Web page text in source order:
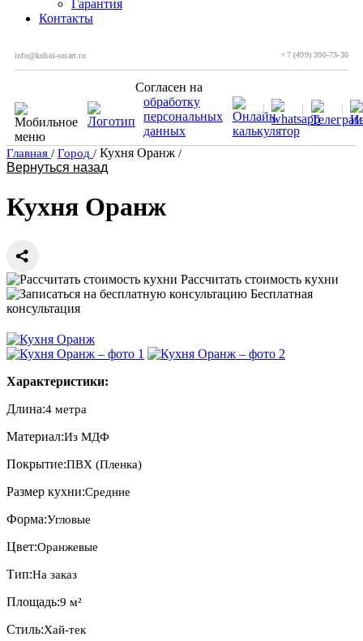
Гарантия
Контакты
info@kuhni-smart.ru +7 (499) 390-73-30
Согласен на
обработку
персональных
данных
Главная / Город / Кухня Оранж /
Вернуться назад
Кухня Оранж
Рассчитать стоимость кухни
Бесплатная
консультация
Характеристики:
Длина:4 метра
Материал:Из МДФ
Покрытие:ПВХ (Пленка)
Размер кухни:Средние
Форма:Угловые
Цвет:Оранжевые
Тип:На заказ
Площадь:9 м²
Стиль:Хай-тек